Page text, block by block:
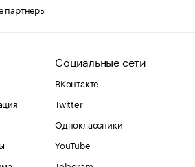
партнеры
Социальные сети
ВКонтакте
Twitter
Одноклассники
YouTube